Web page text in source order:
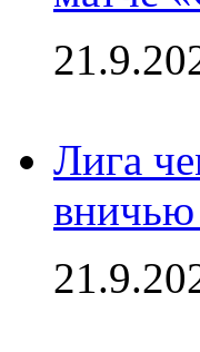
Лига